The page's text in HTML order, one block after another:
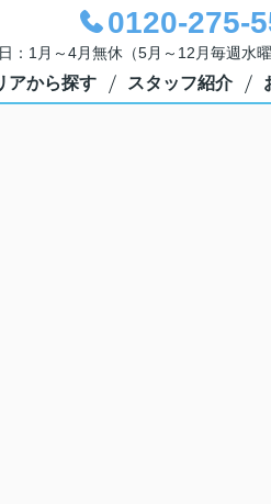
0120-275-
1月～4月無休（5月～12月毎週水曜
アから探す スタッフ紹介